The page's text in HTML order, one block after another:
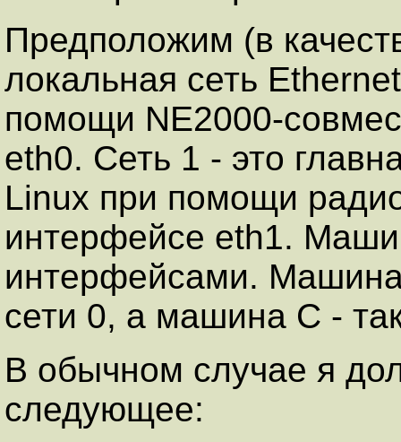
Предположим (в
локальная сеть
помощи NE2000-
eth0. Сеть 1 - это
Linux при помощи
интерфейсе eth1.
интерфейсами.
сети 0, а машина C -
В обычном случае я
следующее: